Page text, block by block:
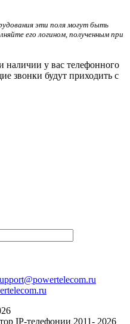
эти поля могут быть
его логином, полученным при
наличии у вас телефонного
звонки будут приходить с
IP-телефонии 2011- 2026